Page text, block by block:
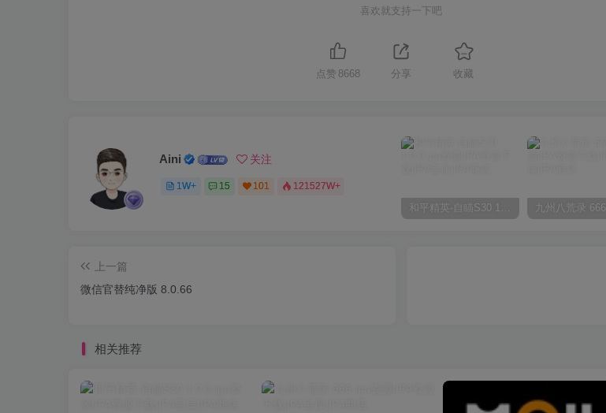
喜欢就支持一下吧
点赞 8668 分享 收藏
Aini 关注
1W+ 15 101
121527W+
和平精英-自瞄S30 1.0.0
九州八荒录 666
上一篇
微信官替纯净版 8.0.66
相关推荐